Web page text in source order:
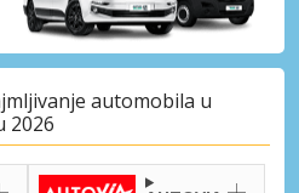
automobila u
2026